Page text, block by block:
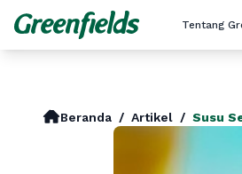
Tentang
Beranda / Artikel / Susu